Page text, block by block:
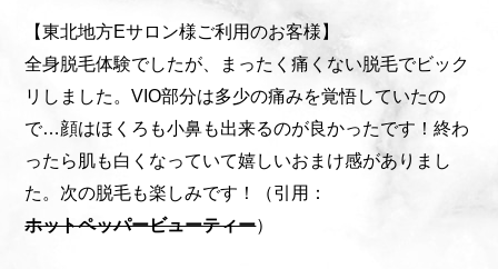
【東北地方Eサロン様ご利用のお客様】
全身脱毛体験でしたが、まったく痛くない脱毛でビック
リしました。VIO部分は多少の痛みを覚悟していたの
で…顔はほくろも小鼻も出来るのが良かったです！終わ
ったら肌も白くなっていて嬉しいおまけ感がありまし
た。次の脱毛も楽しみです！（引用：
ホットペッパービューティー）